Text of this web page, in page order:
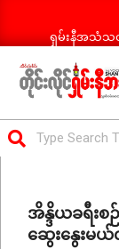
ရှမ်းနီအသံသ
ရှမ်း
နီ
သတင်း
Menuအိန္ဒိယခရီး
ဆွေးနွေး